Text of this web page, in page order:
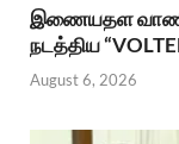
இணையதள
நடத்திய
August 6, 2026